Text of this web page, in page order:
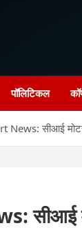
पॉलिटिकल
सीआई